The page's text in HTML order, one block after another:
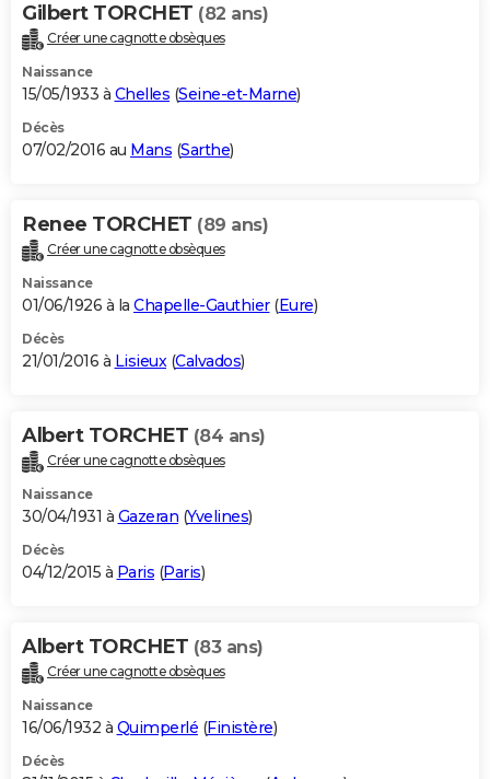
Gilbert TORCHET (82 ans)
Créer une cagnotte obsèques
Naissance
15/05/1933 à Chelles (Seine-et-Marne)
Décès
07/02/2016 au Mans (Sarthe)
Renee TORCHET (89 ans)
Créer une cagnotte obsèques
Naissance
01/06/1926 à la Chapelle-Gauthier(Eure)
Décès
21/01/2016 à Lisieux(Calvados)
Albert TORCHET (84 ans)
Créer une cagnotte obsèques
Naissance
30/04/1931 à Gazeran (Yvelines)
Décès
04/12/2015 à Paris (Paris)
Albert TORCHET (83 ans)
Créer une cagnotte obsèques
Naissance
16/06/1932 à Quimperlé (Finistère)
Décès